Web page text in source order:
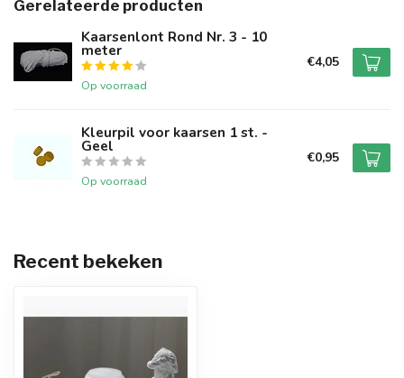
Gerelateerde producten
Kaarsenlont Rond Nr. 3 - 10
meter
Op voorraad
€4,05
Kleurpil voor kaarsen 1 st. -
Geel
Op voorraad
€0,95
Recent bekeken